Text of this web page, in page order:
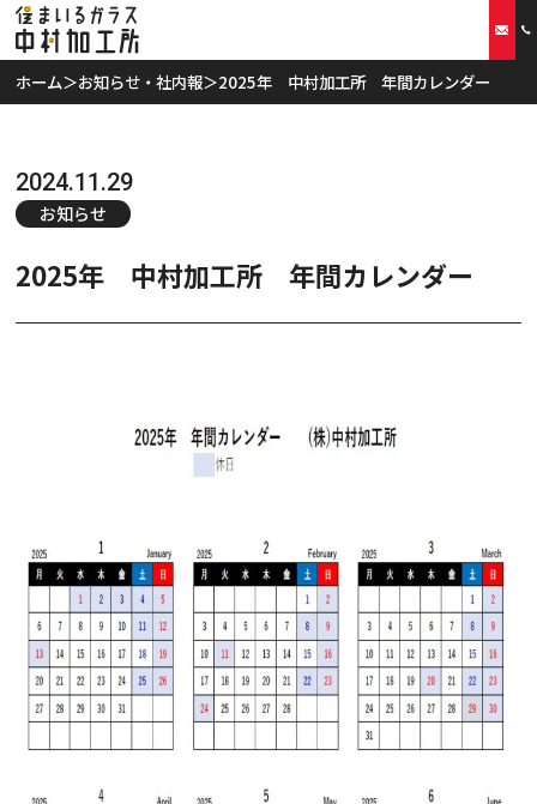
当社の特徴
スタッフ紹介
お知らせ・社内報
採用情報
ホーム＞お知らせ・社内報＞2025年 中村加工所 年間カレンダー
2024.11.29
お知らせ
2025年 中村加工所 年間カレンダー